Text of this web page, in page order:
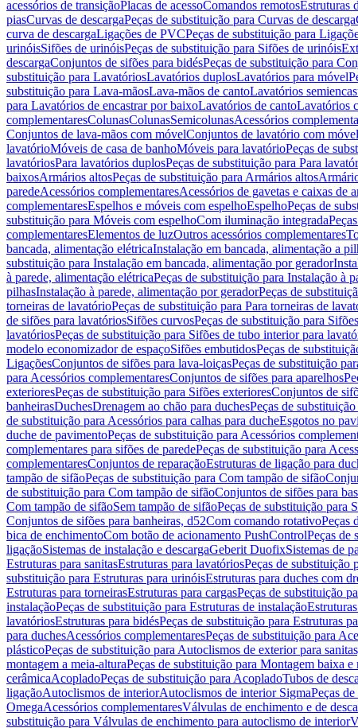
acessórios de transiçãoPlacas de acessoComandos remotosEstruturas
piasCurvas de descargaPeças de substituição para Curvas de descarga
curva de descargaLigações de PVCPeças de substituição para
urinóisSifões de urinóisPeças de substituição para Sifões de urinóis
descargaConjuntos de sifões para bidésPeças de substituição para
substituição para LavatóriosLavatórios duplosLavatórios para móvel
substituição para Lava-mãosLava-mãos de cantoLavatórios
para Lavatórios de encastrar por baixoLavatórios de cantoLavatórios
complementaresColunasColunasSemicolunasAcessórios
Conjuntos de lava-mãos com móvelConjuntos de lavatório com móvel
lavatórioMóveis de casa de banhoMóveis para lavatórioPeças de
lavatóriosPara lavatórios duplosPeças de substituição para Para
baixosArmários altosPeças de substituição para Armários altos
paredeAcessórios complementaresAcessórios de gavetas e caixas de
complementaresEspelhos e móveis com espelhoEspelhoPeças de
substituição para Móveis com espelhoCom iluminação integrada
complementaresElementos de luzOutros acessórios complementares
bancada, alimentação elétricaInstalação em bancada, alimentação a
substituição para Instalação em bancada, alimentação por gerador
à parede, alimentação elétricaPeças de substituição para Instalação à
pilhasInstalação à parede, alimentação por geradorPeças de
torneiras de lavatórioPeças de substituição para Para torneiras de
de sifões para lavatóriosSifões curvosPeças de substituição para
lavatóriosPeças de substituição para Sifões de tubo interior para
modelo economizador de espaçoSifões embutidosPeças de
LigaçõesConjuntos de sifões para lava-loiçasPeças de substituição
para Acessórios complementaresConjuntos de sifões para aparelhos
exterioresPeças de substituição para Sifões exterioresConjuntos de
banheirasDuchesDrenagem ao chão para duchesPeças de
de substituição para Acessórios para calhas para ducheEsgotos no
duche de pavimentoPeças de substituição para Acessórios
complementares para sifões de paredePeças de substituição para
complementaresConjuntos de reparaçãoEstruturas de ligação para
tampão de sifãoPeças de substituição para Com tampão de sifão
de substituição para Com tampão de sifãoConjuntos de sifões para
Com tampão de sifãoSem tampão de sifãoPeças de substituição para
Conjuntos de sifões para banheiras, d52Com comando rotativoPeças
bica de enchimentoCom botão de acionamento PushControlPeças de
ligaçãoSistemas de instalação e descargaGeberit DuofixSistemas de
Estruturas para sanitasEstruturas para lavatóriosPeças de substituição
substituição para Estruturas para urinóisEstruturas para duches com
Estruturas para torneirasEstruturas para cargasPeças de substituição
instalaçãoPeças de substituição para Estruturas de instalação
lavatóriosEstruturas para bidésPeças de substituição para Estruturas
para duchesAcessórios complementaresPeças de substituição para
plásticoPeças de substituição para Autoclismos de exterior para
montagem a meia-alturaPeças de substituição para Montagem baixa e
cerâmicaAcopladoPeças de substituição para AcopladoTubos de
ligaçãoAutoclismos de interiorAutoclismos de interior SigmaPeças
OmegaAcessórios complementaresVálvulas de enchimento e de
substituição para Válvulas de enchimento para autoclismo de interior